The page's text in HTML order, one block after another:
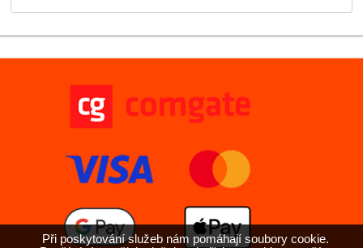
Při poskytování služeb nám pomáhají soubory cookie.